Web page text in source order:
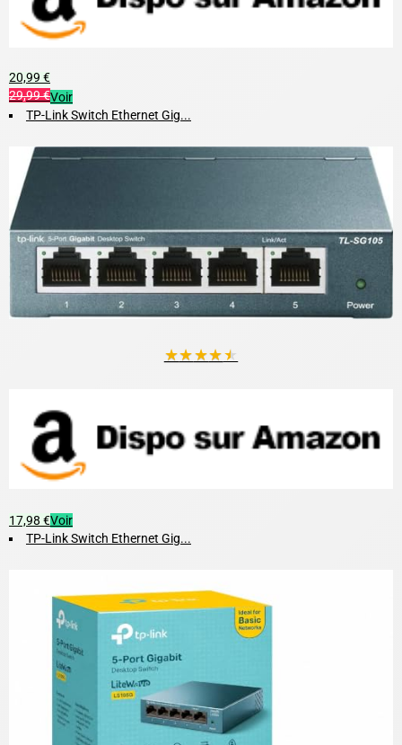
20,99 €
29,99 €Voir
TP-Link Switch Ethernet Gig...
★★★★★
17,98 €Voir
TP-Link Switch Ethernet Gig...